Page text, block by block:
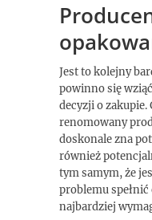
Jest to kolejny
powinno się
decyzji o zakupie.
renomowany
doskonale zna
również
tym samym, że
problemu
najbardziej